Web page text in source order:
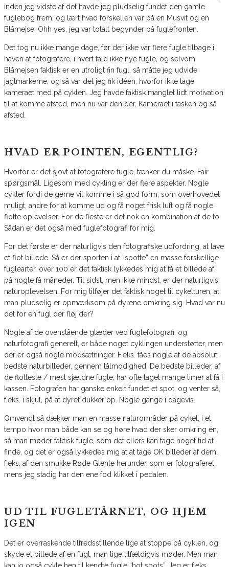
inden jeg vidste af det havde jeg pludselig fundet den gamle
fuglebog frem, og lært hvad forskellen var på en Musvit og en
Blåmejse. Ohh yes, jeg var totalt begynder på fuglefronten.
Det tog nu ikke mange dage, før der ikke var flere fugle tilbage i
haven at fotografere, i hvert fald ikke nye fugle, og selvom
Blåmejsen faktisk er en utroligt fin fugl, så måtte jeg udvide
jagtmarkerne, og så var det jeg fik idéen, hvorfor ikke tage
kameraet med på cyklen. Jeg havde faktisk manglet lidt motivation
til at komme afsted, men nu var den der. Kameraet i tasken og så
afsted.
HVAD ER POINTEN, EGENTLIG?
Hvorfor er det sjovt at fotografere fugle, tænker du måske. Fair
spørgsmål. Ligesom med cykling er der flere aspekter. Nogle
cykler fordi de gerne vil komme i så god form, som overhovedet
muligt, andre for at komme ud og få noget frisk luft og få nogle
flotte oplevelser. For de fleste er det nok en kombination af de to.
Sådan er det også med fuglefotografi for mig.
For det første er der naturligvis den fotografiske udfordring, at lave
et flot billede. Så er der sporten i at “spotte” en masse forskellige
fuglearter, over 100 er det faktisk lykkedes mig at få et billede af,
på nogle få måneder. Til sidst, men ikke mindst, er der naturligvis
naturoplevelsen. For mig tilføjer det faktisk noget til cykelturen, at
man pludselig er opmærksom på dyrene omkring sig. Hvad var nu
det for en fugl der fløj der?
Nogle af de ovenstående glæder ved fuglefotografi, og
naturfotografi generelt, er både noget cyklingen understøtter, men
der er også nogle modsætninger. F.eks. fåes nogle af de absolut
bedste naturbilleder, gennem tålmodighed. De bedste billeder, af
de flotteste / mest sjældne fugle, har ofte taget mange timer at få i
kassen. Fotografen har ganske enkelt fundet et spot, og venter så,
f.eks. i skjul, på at dyret dukker op. Nogle gange i dagevis.
Omvendt så dækker man en masse naturområder på cykel, i et
tempo hvor man både kan se og høre hvad der sker omkring én,
så man møder faktisk fugle, som det ellers kan tage noget tid at
finde, og det er også lykkedes mig at at tage OK billeder af dem,
f.eks. af den smukke Røde Glente herunder, som er fotograferet,
mens jeg stadig har den ene fod klikket i pedalen.
UD TIL FUGLETÅRNET, OG HJEM
IGEN
Det er overraskende tilfredsstillende lige at stoppe på cyklen, og
skyde et billede af en fugl, man lige tilfældigvis møder. Men man
kan jo også cykle hen til kendte fugle “hot spots”. Jeg er f.eks.